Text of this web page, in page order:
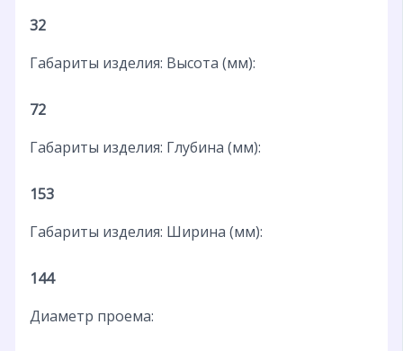
32
Габариты изделия: Высота (мм):
72
Габариты изделия: Глубина (мм):
153
Габариты изделия: Ширина (мм):
144
Диаметр проема: